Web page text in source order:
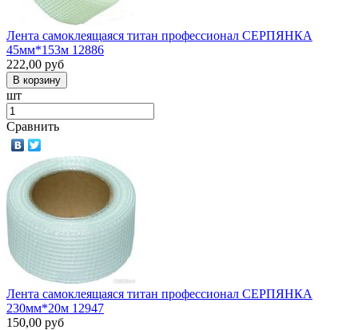
Лента самоклеящаяся титан профессионал СЕРПЯНКА
45мм*153м 12886
222,00 руб
шт
Сравнить
Лента самоклеящаяся титан профессионал СЕРПЯНКА
230мм*20м 12947
150,00 руб